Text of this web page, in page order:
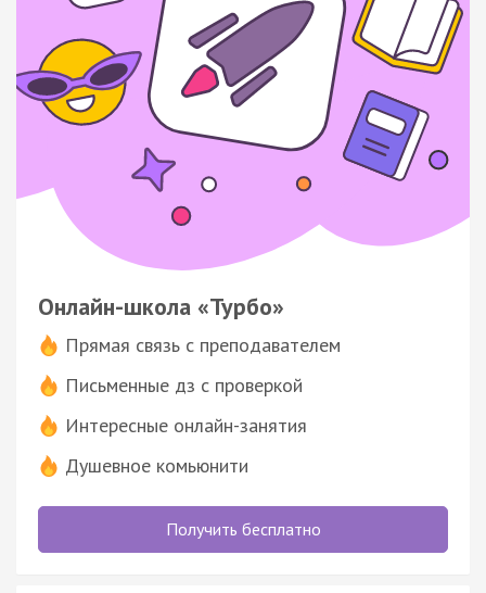
Онлайн-школа «Турбо»
Прямая связь с преподавателем
Письменные дз с проверкой
Интересные онлайн-занятия
Душевное комьюнити
Получить бесплатно